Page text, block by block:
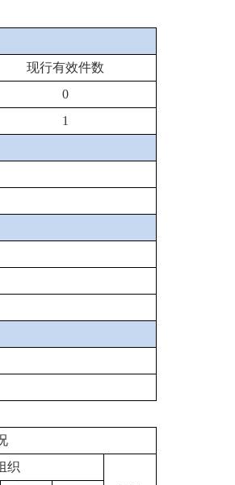
现行有效件数
0
1
织